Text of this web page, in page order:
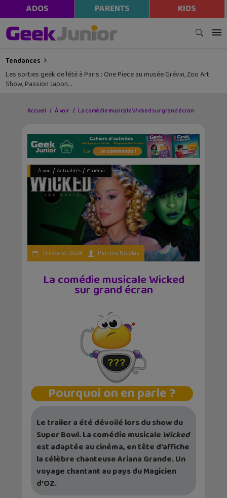
ADOS PARENTS KIDS
Tendances
Les sorties geek de l’été à Paris : One Piece au musée Grévin, Zoo Art
Show, Passion Japon…
Accueil À voir La comédie musicale Wicked sur grand écran
À voir/ Actualités/ Cinéma
13 février 2024 Perrine Nicolas
La comédie musicale Wicked
sur grand écran
Pourquoi on en parle ?
Le trailer a été dévoilé lors du show du
Super Bowl. La comédie musicale Wicked
est adaptée au cinéma, en tête d’affiche
la célèbre chanteuse Ariana Grande. Un
voyage chantant au pays du Magicien
d’OZ.